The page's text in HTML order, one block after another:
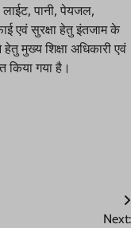
पानी, पेयजल,
एवं सुरक्षा हेतु इंतजाम के
मुख्य शिक्षा अधिकारी एवं
किया गया है।
Next: